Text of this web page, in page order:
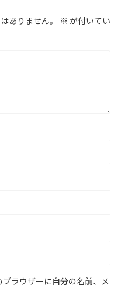
ありません。
※ が付いてい
ラウザーに自分の名前、メ